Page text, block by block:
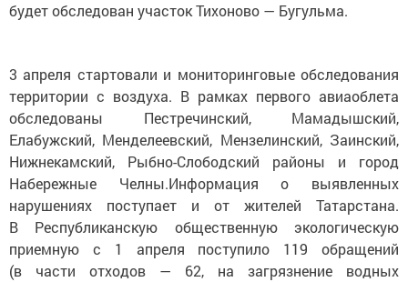
будет обследован участок Тихоново — Бугульма.
3 апреля стартовали и мониторинговые обследования
территории с воздуха. В рамках первого авиаоблета
обследованы Пестречинский, Мамадышский,
Елабужский, Менделеевский, Мензелинский, Заинский,
Нижнекамский, Рыбно-Слободский районы и город
Набережные Челны.Информация о выявленных
нарушениях поступает и от жителей Татарстана.
В Республиканскую общественную экологическую
приемную с 1 апреля поступило 119 обращений
(в части отходов — 62, на загрязнение водных